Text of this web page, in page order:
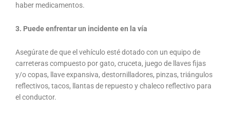
haber medicamentos.
3. Puede enfrentar un incidente en la vía
Asegúrate de que el vehículo esté dotado con un equipo de
carreteras compuesto por gato, cruceta, juego de llaves fijas
y/o copas, llave expansiva, destornilladores, pinzas, triángulos
reflectivos, tacos, llantas de repuesto y chaleco reflectivo para
el conductor.